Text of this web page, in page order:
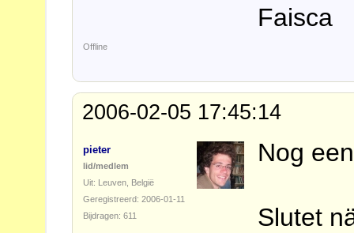
Faisca
Offline
2006-02-05 17:45:14
pieter
lid/medlem
Uit: Leuven, België
Geregistreerd: 2006-01-11
Bijdragen: 611
Nog
Slutet